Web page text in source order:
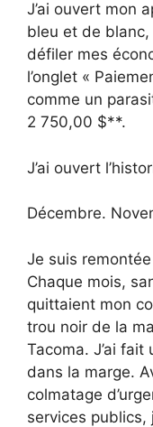
J’ai ouvert mon
bleu et de blanc,
défiler mes
l’onglet «
comme un
2 750,00 $**.
J’ai ouvert
Décembre.
Je suis
Chaque mois,
quittaient mon
trou noir de la
Tacoma. J’ai
dans la marge.
colmatage
services publics,